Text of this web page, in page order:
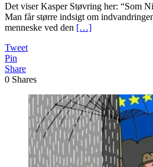
Det viser Kasper Støvring her: “Som
Man får større indsigt om
menneske ved den […]
Tweet
Pin
Share
0 Shares